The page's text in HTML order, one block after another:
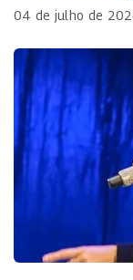
04 de julho de